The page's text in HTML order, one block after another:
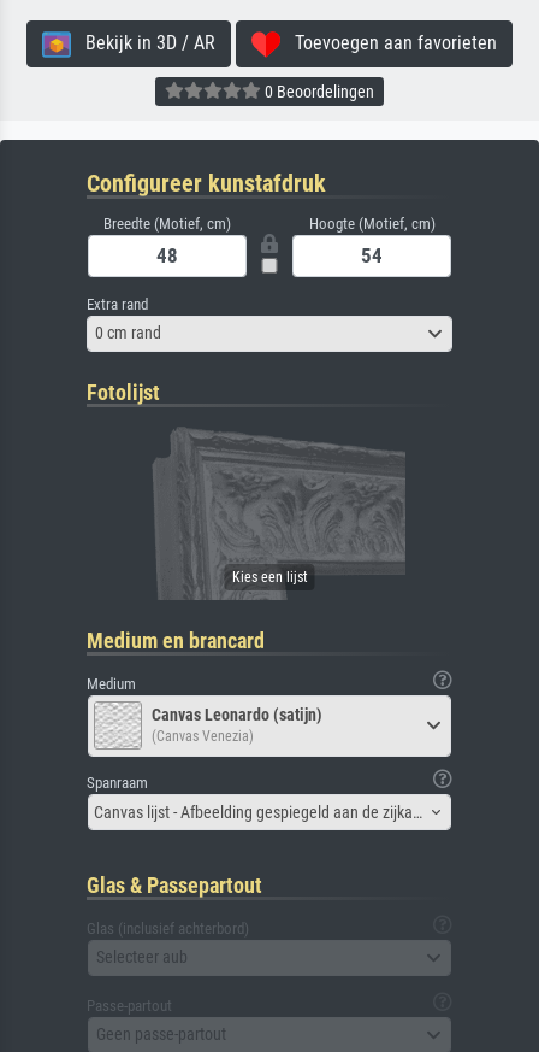
Bekijk in 3D / AR Toevoegen aan favorieten
0 Beoordelingen
Configureer kunstafdruk
Breedte (Motief, cm) Hoogte (Motief, cm)
Extra rand
0 cm rand
Fotolijst
Medium en brancard
Medium
Canvas Leonardo (satijn)
(Canvas Venezia)
Spanraam
Canvas lijst - Afbeelding gespiegeld aan de zijkant
Glas & Passepartout
Glas (inclusief achterbord)
Selecteer aub
Passe-partout
Geen passe-partout